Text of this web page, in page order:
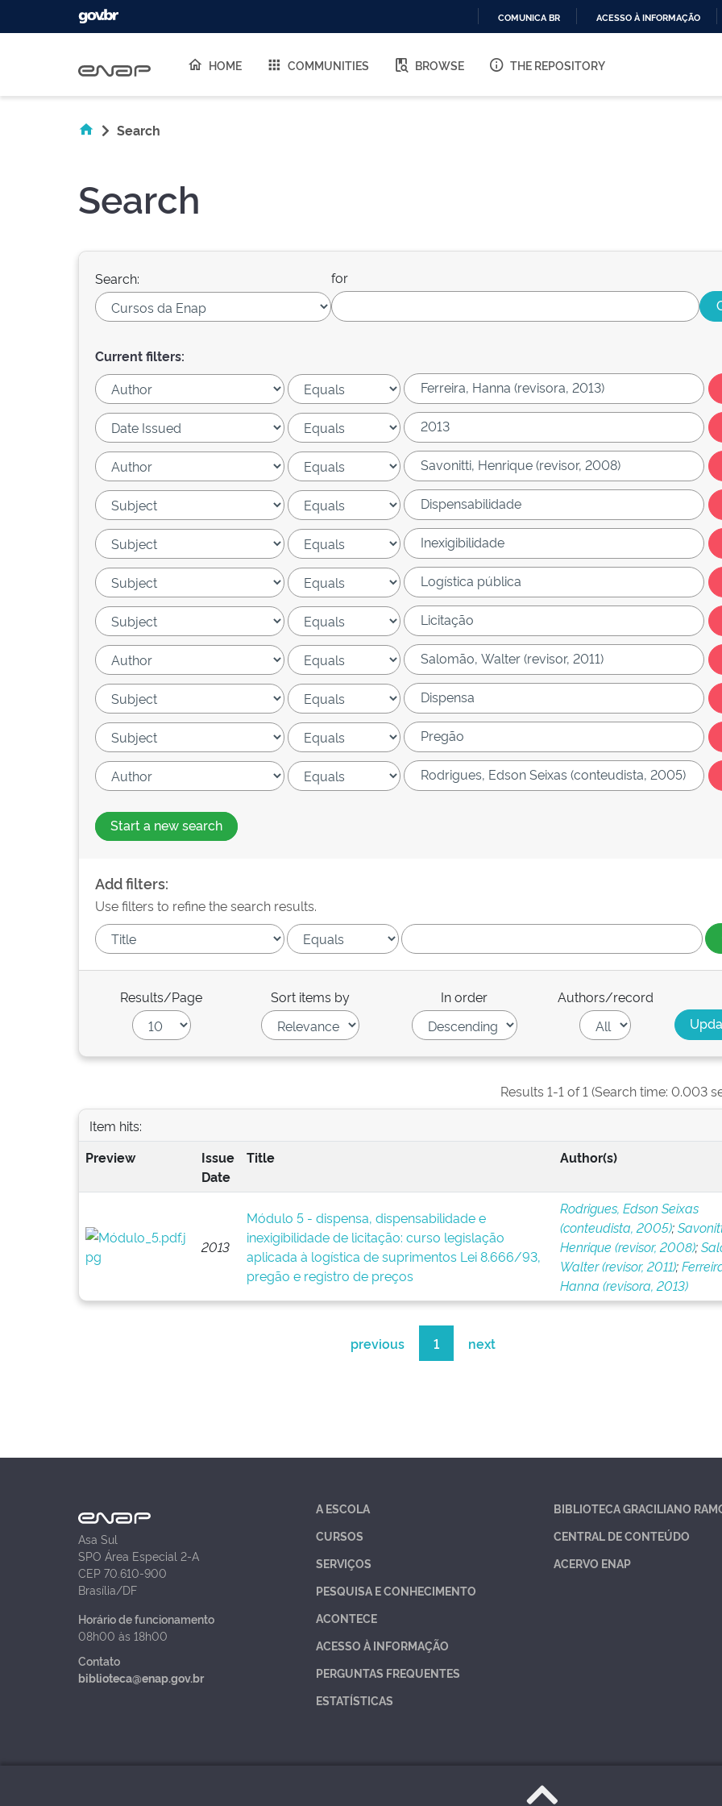
O
COMUNICA BR ACESSO À INFORMAÇÃO
HOME COMMUNITIES BROWSE THE REPOSITORY
Search
Search
Search: for
Current filters:
Start a new search
Add filters:
Use filters to refine the search results.
Results/Page Sort items by In order Authors/record
Results 1-1 of 1 (Search time: 0.003
Item hits:
Preview
Issue
Date
Title Author(s)
2013
Módulo 5 - dispensa, dispensabilidade e
inexigibilidade de licitação: curso legislação
aplicada à logística de suprimentos Lei 8.666/93,
pregão e registro de preços
Rodrigues, Edson Seixas
(conteudista, 2005);
Henrique (revisor, 2008);
Walter (revisor, 2011);
Hanna (revisora, 2013)
previous 1 next
Asa Sul
SPO Área Especial 2-A
CEP 70.610-900
Brasília/DF
Horário de funcionamento
08h00 às 18h00
Contato
biblioteca@enap.gov.br
A ESCOLA
CURSOS
SERVIÇOS
PESQUISA E CONHECIMENTO
ACONTECE
ACESSO À INFORMAÇÃO
PERGUNTAS FREQUENTES
ESTATÍSTICAS
BIBLIOTECA GRACILIANO
CENTRAL DE CONTEÚDO
ACERVO ENAP